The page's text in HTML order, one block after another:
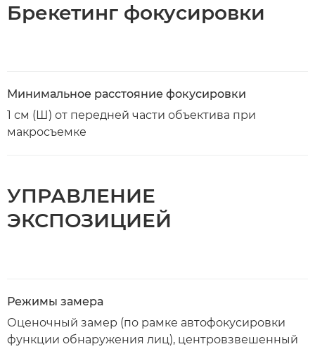
Брекетинг фокусировки
Минимальное расстояние фокусировки
1 см (Ш) от передней части объектива при
макросъемке
УПРАВЛЕНИЕ
ЭКСПОЗИЦИЕЙ
Режимы замера
Оценочный замер (по рамке автофокусировки
функции обнаружения лиц), центровзвешенный